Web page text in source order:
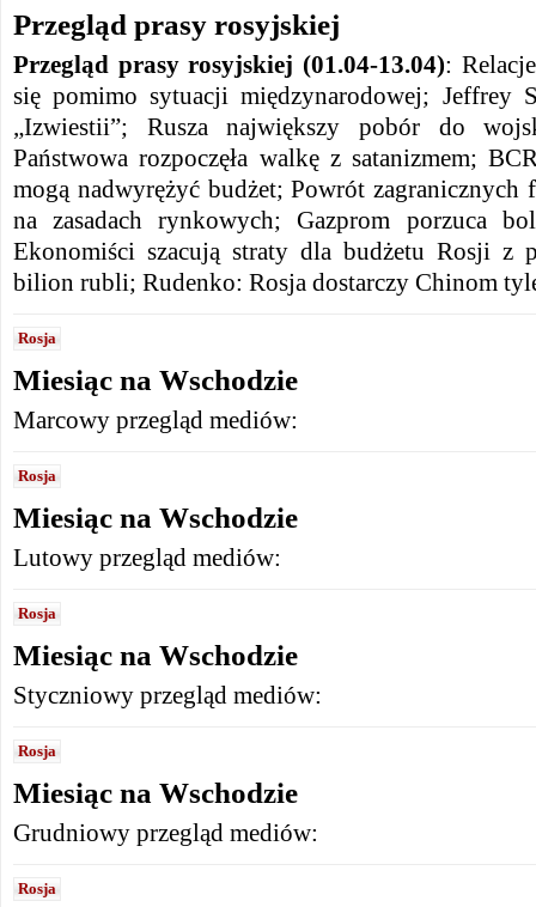
Przegląd prasy rosyjskiej
Przegląd prasy rosyjskiej (01.04-13.04):
się pomimo sytuacji międzynarodowej; Jeffrey
„Izwiestii”; Rusza największy pobór do
Państwowa rozpoczęła walkę z satanizmem;
mogą nadwyrężyć budżet; Powrót zagranicznych
na zasadach rynkowych; Gazprom porzuca
Ekonomiści szacują straty dla budżetu Rosji z
bilion rubli; Rudenko: Rosja dostarczy Chinom
Rosja
Miesiąc na Wschodzie
Marcowy przegląd mediów:
Rosja
Miesiąc na Wschodzie
Lutowy przegląd mediów:
Rosja
Miesiąc na Wschodzie
Styczniowy przegląd mediów:
Rosja
Miesiąc na Wschodzie
Grudniowy przegląd mediów:
Rosja